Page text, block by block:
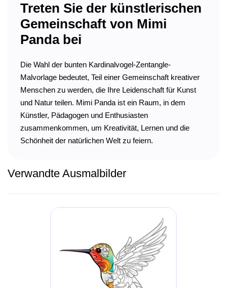
Treten Sie der künstlerischen
Gemeinschaft von Mimi
Panda bei
Die Wahl der bunten Kardinalvogel-Zentangle-
Malvorlage bedeutet, Teil einer Gemeinschaft kreativer
Menschen zu werden, die Ihre Leidenschaft für Kunst
und Natur teilen. Mimi Panda ist ein Raum, in dem
Künstler, Pädagogen und Enthusiasten
zusammenkommen, um Kreativität, Lernen und die
Schönheit der natürlichen Welt zu feiern.
Verwandte Ausmalbilder